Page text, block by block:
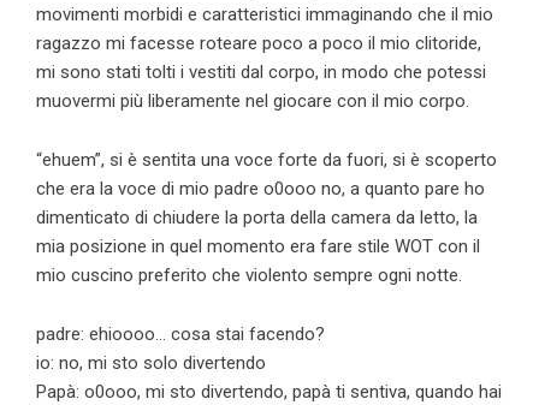
movimenti morbidi e caratteristici immaginando che il mio
ragazzo mi facesse roteare poco a poco il mio clitoride,
mi sono stati tolti i vestiti dal corpo, in modo che potessi
muovermi più liberamente nel giocare con il mio corpo.
“ehuem”, si è sentita una voce forte da fuori, si è scoperto
che era la voce di mio padre o0ooo no, a quanto pare ho
dimenticato di chiudere la porta della camera da letto, la
mia posizione in quel momento era fare stile WOT con il
mio cuscino preferito che violento sempre ogni notte.
padre: ehioooo… cosa stai facendo?
io: no, mi sto solo divertendo
Papà: o0ooo, mi sto divertendo, papà ti sentiva, quando hai